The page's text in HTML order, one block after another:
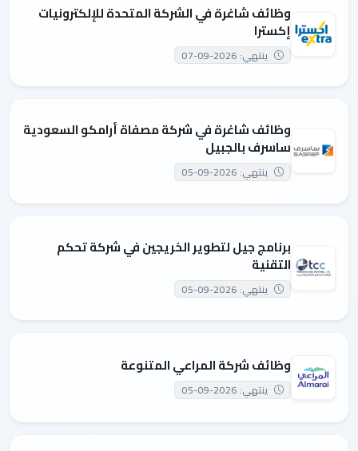
وظائف شاغرة في الشركة المتحدة للإلكترونيات
إكسترا
ينتهي: 2026-09-07
وظائف شاغرة في شركة مصفاة أرامكو السعودية
ساسرف بالجبيل
ينتهي: 2026-09-05
برنامج جيل لتطوير الخريجين في شركة تحكم
التقنية
ينتهي: 2026-09-05
وظائف شركة المراعي المتنوعة
ينتهي: 2026-09-05